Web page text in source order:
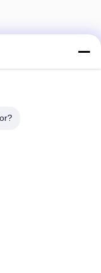
가입하십시오.